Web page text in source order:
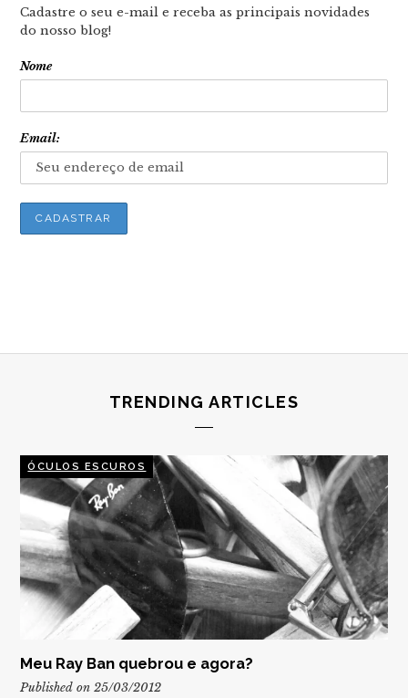
Cadastre o seu e-mail e receba as principais novidades
do nosso blog!
Nome
Email:
TRENDING ARTICLES
ÓCULOS ESCUROS
Meu Ray Ban quebrou e agora?
Published on 25/03/2012